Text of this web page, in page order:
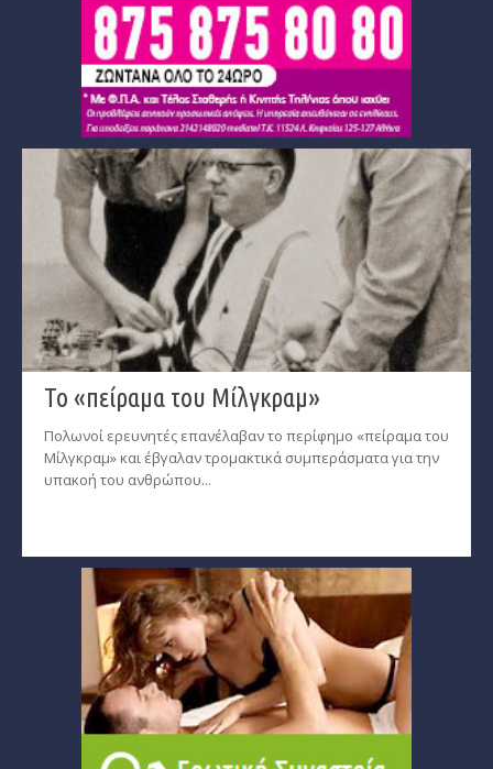
Το «πείραμα του Μίλγκραμ»
Πολωνοί ερευνητές επανέλαβαν το περίφημο «πείραμα του
Μίλγκραμ» και έβγαλαν τρομακτικά συμπεράσματα για την
υπακοή του ανθρώπου...